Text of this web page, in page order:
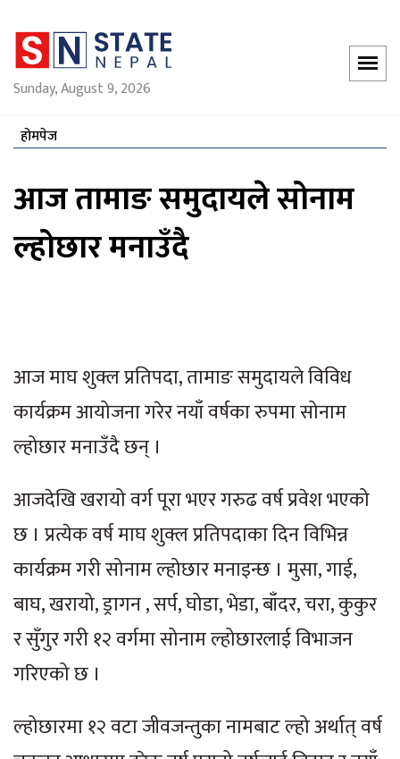
Sunday, August 9, 2026
होमपेज
आज तामाङ समुदायले सोनाम
ल्होछार मनाउँदै
आज माघ शुक्ल प्रतिपदा, तामाङ समुदायले विविध
कार्यक्रम आयोजना गरेर नयाँ वर्षका रुपमा सोनाम
ल्होछार मनाउँदै छन् ।
आजदेखि खरायो वर्ग पूरा भएर गरुढ वर्ष प्रवेश भएको
छ । प्रत्येक वर्ष माघ शुक्ल प्रतिपदाका दिन विभिन्न
कार्यक्रम गरी सोनाम ल्होछार मनाइन्छ । मुसा, गाई,
बाघ, खरायो, ड्रागन , सर्प, घोडा, भेडा, बाँदर, चरा, कुकुर
र सुँगुर गरी १२ वर्गमा सोनाम ल्होछारलाई विभाजन
गरिएको छ ।
ल्होछारमा १२ वटा जीवजन्तुका नामबाट ल्हो अर्थात् वर्ष